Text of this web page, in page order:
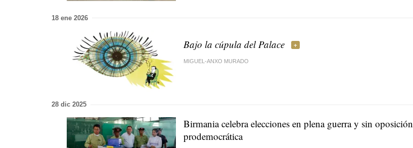
18 ene 2026
Bajo la cúpula del Palace
MIGUEL-ANXO MURADO
28 dic 2025
Birmania celebra elecciones en plena guerra y sin oposición
prodemocrática